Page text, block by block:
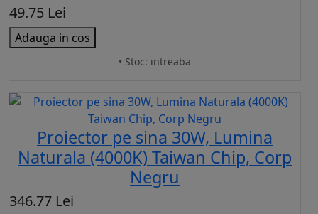
49.75 Lei
Adauga in cos
• Stoc: intreaba
Proiector pe sina 30W, Lumina
Naturala (4000K) Taiwan Chip, Corp
Negru
346.77 Lei